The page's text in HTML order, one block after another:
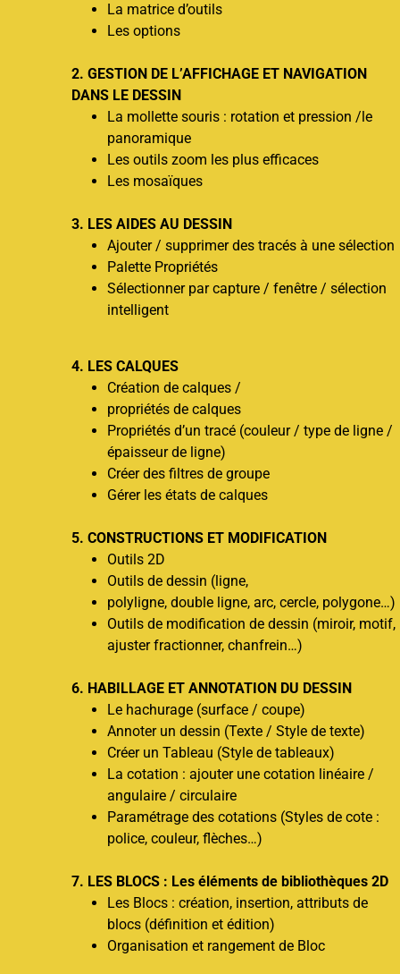
La matrice d’outils
Les options
2. GESTION DE L’AFFICHAGE ET NAVIGATION
DANS LE DESSIN
La mollette souris : rotation et pression /le
panoramique
Les outils zoom les plus efficaces
Les mosaïques
3. LES AIDES AU DESSIN
Ajouter / supprimer des tracés à une sélection
Palette Propriétés
Sélectionner par capture / fenêtre / sélection
intelligent
4. LES CALQUES
Création de calques /
propriétés de calques
Propriétés d’un tracé (couleur / type de ligne /
épaisseur de ligne)
Créer des filtres de groupe
Gérer les états de calques
5. CONSTRUCTIONS ET MODIFICATION
Outils 2D
Outils de dessin (ligne,
polyligne, double ligne, arc, cercle, polygone…)
Outils de modification de dessin (miroir, motif,
ajuster fractionner, chanfrein…)
6. HABILLAGE ET ANNOTATION DU DESSIN
Le hachurage (surface / coupe)
Annoter un dessin (Texte / Style de texte)
Créer un Tableau (Style de tableaux)
La cotation : ajouter une cotation linéaire /
angulaire / circulaire
Paramétrage des cotations (Styles de cote :
police, couleur, flèches…)
7. LES BLOCS : Les éléments de bibliothèques 2D
Les Blocs : création, insertion, attributs de
blocs (définition et édition)
Organisation et rangement de Bloc